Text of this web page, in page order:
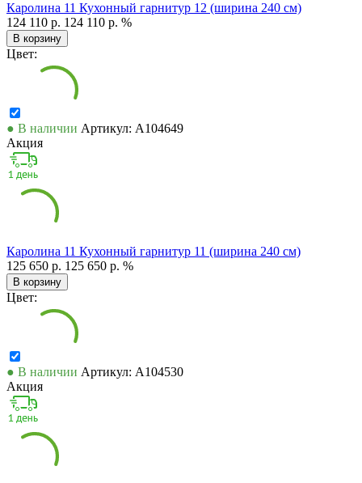
Каролина 11 Кухонный гарнитур 12 (ширина 240 см)
124 110 р. 124 110 р. %
В корзину
Цвет:
● В наличии Артикул: А104649
Акция
Каролина 11 Кухонный гарнитур 11 (ширина 240 см)
125 650 р. 125 650 р. %
В корзину
Цвет:
● В наличии Артикул: А104530
Акция